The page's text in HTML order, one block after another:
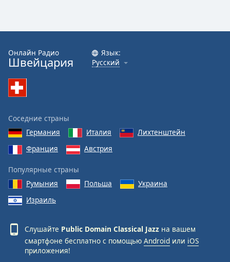
Онлайн Радио
Швейцария
Язык:
Русский
Соседние страны
Германия
Италия
Лихтенштейн
Франция
Австрия
Популярные страны
Румыния
Польша
Украина
Израиль
Слушайте Public Domain Classical Jazz на вашем
смартфоне бесплатно с помощью Android или iOS
приложения!